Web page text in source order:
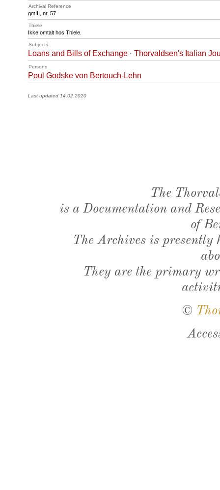
Archival Reference
gmIII, nr. 57
Thiele
Ikke omtalt hos Thiele.
Subjects
Loans and Bills of Exchange · Thorvaldsen's Italian
Persons
Poul Godske von Bertouch-Lehn
Last updated 14.02.2020
The
is a Documentation and
of
The Archives is presently
They are the primary
©